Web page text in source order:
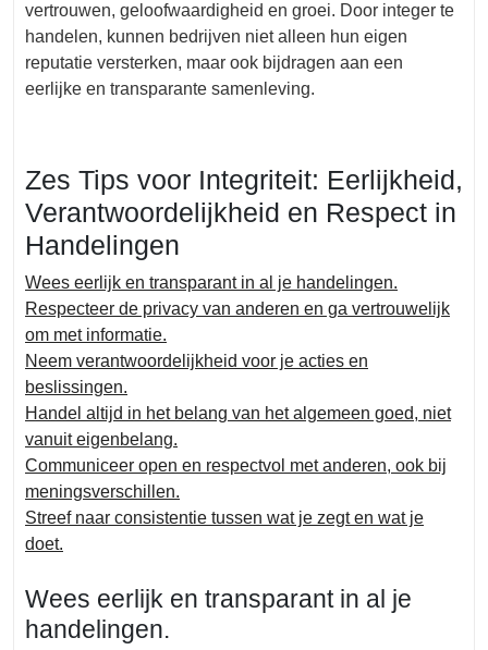
vertrouwen, geloofwaardigheid en groei. Door integer te
handelen, kunnen bedrijven niet alleen hun eigen
reputatie versterken, maar ook bijdragen aan een
eerlijke en transparante samenleving.
Zes Tips voor Integriteit: Eerlijkheid,
Verantwoordelijkheid en Respect in
Handelingen
Wees eerlijk en transparant in al je handelingen.
Respecteer de privacy van anderen en ga vertrouwelijk
om met informatie.
Neem verantwoordelijkheid voor je acties en
beslissingen.
Handel altijd in het belang van het algemeen goed, niet
vanuit eigenbelang.
Communiceer open en respectvol met anderen, ook bij
meningsverschillen.
Streef naar consistentie tussen wat je zegt en wat je
doet.
Wees eerlijk en transparant in al je
handelingen.